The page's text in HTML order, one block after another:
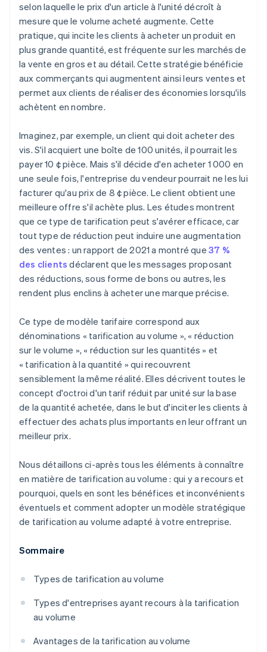
selon laquelle le prix d'un article à l'unité décroît à
mesure que le volume acheté augmente. Cette
pratique, qui incite les clients à acheter un produit en
plus grande quantité, est fréquente sur les marchés de
la vente en gros et au détail. Cette stratégie bénéficie
aux commerçants qui augmentent ainsi leurs ventes et
permet aux clients de réaliser des économies lorsqu'ils
achètent en nombre.
Imaginez, par exemple, un client qui doit acheter des
vis. S'il acquiert une boîte de 100 unités, il pourrait les
payer 10 ¢ pièce. Mais s'il décide d'en acheter 1 000 en
une seule fois, l'entreprise du vendeur pourrait ne les lui
facturer qu'au prix de 8 ¢ pièce. Le client obtient une
meilleure offre s'il achète plus. Les études montrent
que ce type de tarification peut s'avérer efficace, car
tout type de réduction peut induire une augmentation
des ventes : un rapport de 2021 a montré que37 %
des clients déclarent que les messages proposant
des réductions, sous forme de bons ou autres, les
rendent plus enclins à acheter une marque précise.
Ce type de modèle tarifaire correspond aux
dénominations « tarification au volume », « réduction
sur le volume », « réduction sur les quantités » et
« tarification à la quantité » qui recouvrent
sensiblement la même réalité. Elles décrivent toutes le
concept d'octroi d'un tarif réduit par unité sur la base
de la quantité achetée, dans le but d'inciter les clients à
effectuer des achats plus importants en leur offrant un
meilleur prix.
Nous détaillons ci-après tous les éléments à connaître
en matière de tarification au volume : qui y a recours et
pourquoi, quels en sont les bénéfices et inconvénients
éventuels et comment adopter un modèle stratégique
de tarification au volume adapté à votre entreprise.
Sommaire
Types de tarification au volume
Types d'entreprises ayant recours à la tarification
au volume
Avantages de la tarification au volume